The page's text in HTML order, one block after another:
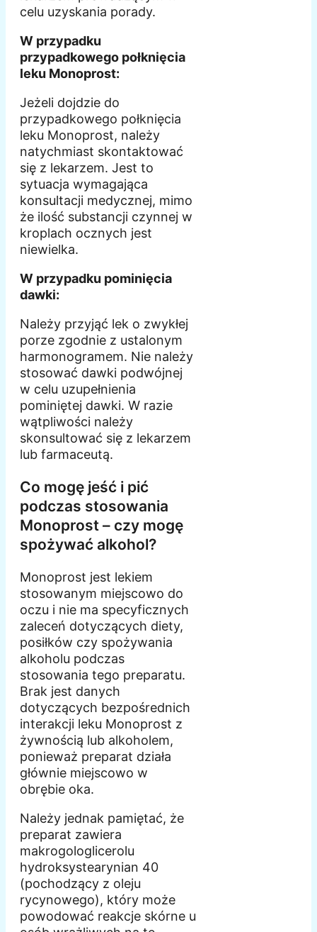
celu uzyskania porady.
W przypadku
przypadkowego połknięcia
leku Monoprost:
Jeżeli dojdzie do
przypadkowego połknięcia
leku Monoprost, należy
natychmiast skontaktować
się z lekarzem. Jest to
sytuacja wymagająca
konsultacji medycznej, mimo
że ilość substancji czynnej w
kroplach ocznych jest
niewielka.
W przypadku pominięcia
dawki:
Należy przyjąć lek o zwykłej
porze zgodnie z ustalonym
harmonogramem. Nie należy
stosować dawki podwójnej
w celu uzupełnienia
pominiętej dawki. W razie
wątpliwości należy
skonsultować się z lekarzem
lub farmaceutą.
Co mogę jeść i pić
podczas stosowania
Monoprost – czy mogę
spożywać alkohol?
Monoprost jest lekiem
stosowanym miejscowo do
oczu i nie ma specyficznych
zaleceń dotyczących diety,
posiłków czy spożywania
alkoholu podczas
stosowania tego preparatu.
Brak jest danych
dotyczących bezpośrednich
interakcji leku Monoprost z
żywnością lub alkoholem,
ponieważ preparat działa
głównie miejscowo w
obrębie oka.
Należy jednak pamiętać, że
preparat zawiera
makrogologlicerolu
hydroksystearynian 40
(pochodzący z oleju
rycynowego), który może
powodować reakcje skórne u